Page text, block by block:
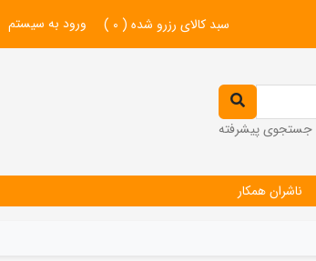
سبد کالای رزرو شده ( 0
) ورود به سیستم
جستجوی پیشرفته
ناشران همکار